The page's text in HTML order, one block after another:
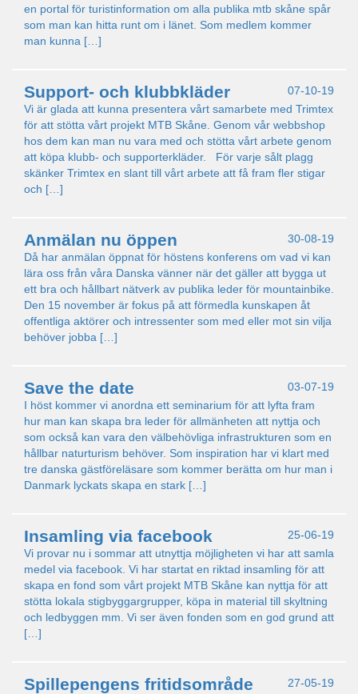
en portal för turistinformation om alla publika mtb skåne spår
som man kan hitta runt om i länet. Som medlem kommer
man kunna […]
07-10-19
Support- och klubbkläder
Vi är glada att kunna presentera vårt samarbete med Trimtex
för att stötta vårt projekt MTB Skåne. Genom vår webbshop
hos dem kan man nu vara med och stötta vårt arbete genom
att köpa klubb- och supporterkläder. För varje sålt plagg
skänker Trimtex en slant till vårt arbete att få fram fler stigar
och […]
30-08-19
Anmälan nu öppen
Då har anmälan öppnat för höstens konferens om vad vi kan
lära oss från våra Danska vänner när det gäller att bygga ut
ett bra och hållbart nätverk av publika leder för mountainbike.
Den 15 november är fokus på att förmedla kunskapen åt
offentliga aktörer och intressenter som med eller mot sin vilja
behöver jobba […]
03-07-19
Save the date
I höst kommer vi anordna ett seminarium för att lyfta fram
hur man kan skapa bra leder för allmänheten att nyttja och
som också kan vara den välbehövliga infrastrukturen som en
hållbar naturturism behöver. Som inspiration har vi klart med
tre danska gästföreläsare som kommer berätta om hur man i
Danmark lyckats skapa en stark […]
25-06-19
Insamling via facebook
Vi provar nu i sommar att utnyttja möjligheten vi har att samla
medel via facebook. Vi har startat en riktad insamling för att
skapa en fond som vårt projekt MTB Skåne kan nyttja för att
stötta lokala stigbyggargrupper, köpa in material till skyltning
och ledbyggen mm. Vi ser även fonden som en god grund att
[…]
27-05-19
Spillepengens fritidsområde